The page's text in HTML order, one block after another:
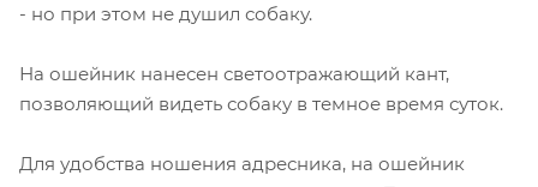
- но при этом не душил собаку.
На ошейник нанесен светоотражающий кант,
позволяющий видеть собаку в темное время суток.
Для удобства ношения адресника, на ошейник